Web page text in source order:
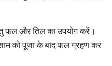
फल और तिल का उपयोग करें।
को पूजा के बाद फल ग्रहण कर